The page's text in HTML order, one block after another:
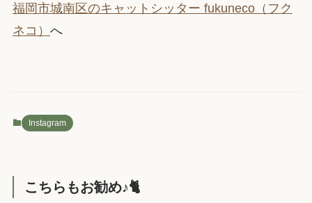
福岡市城南区のキャットシッター fukuneco（フク
ネコ） へ
Instagram
こちらもお勧め♪🐈️